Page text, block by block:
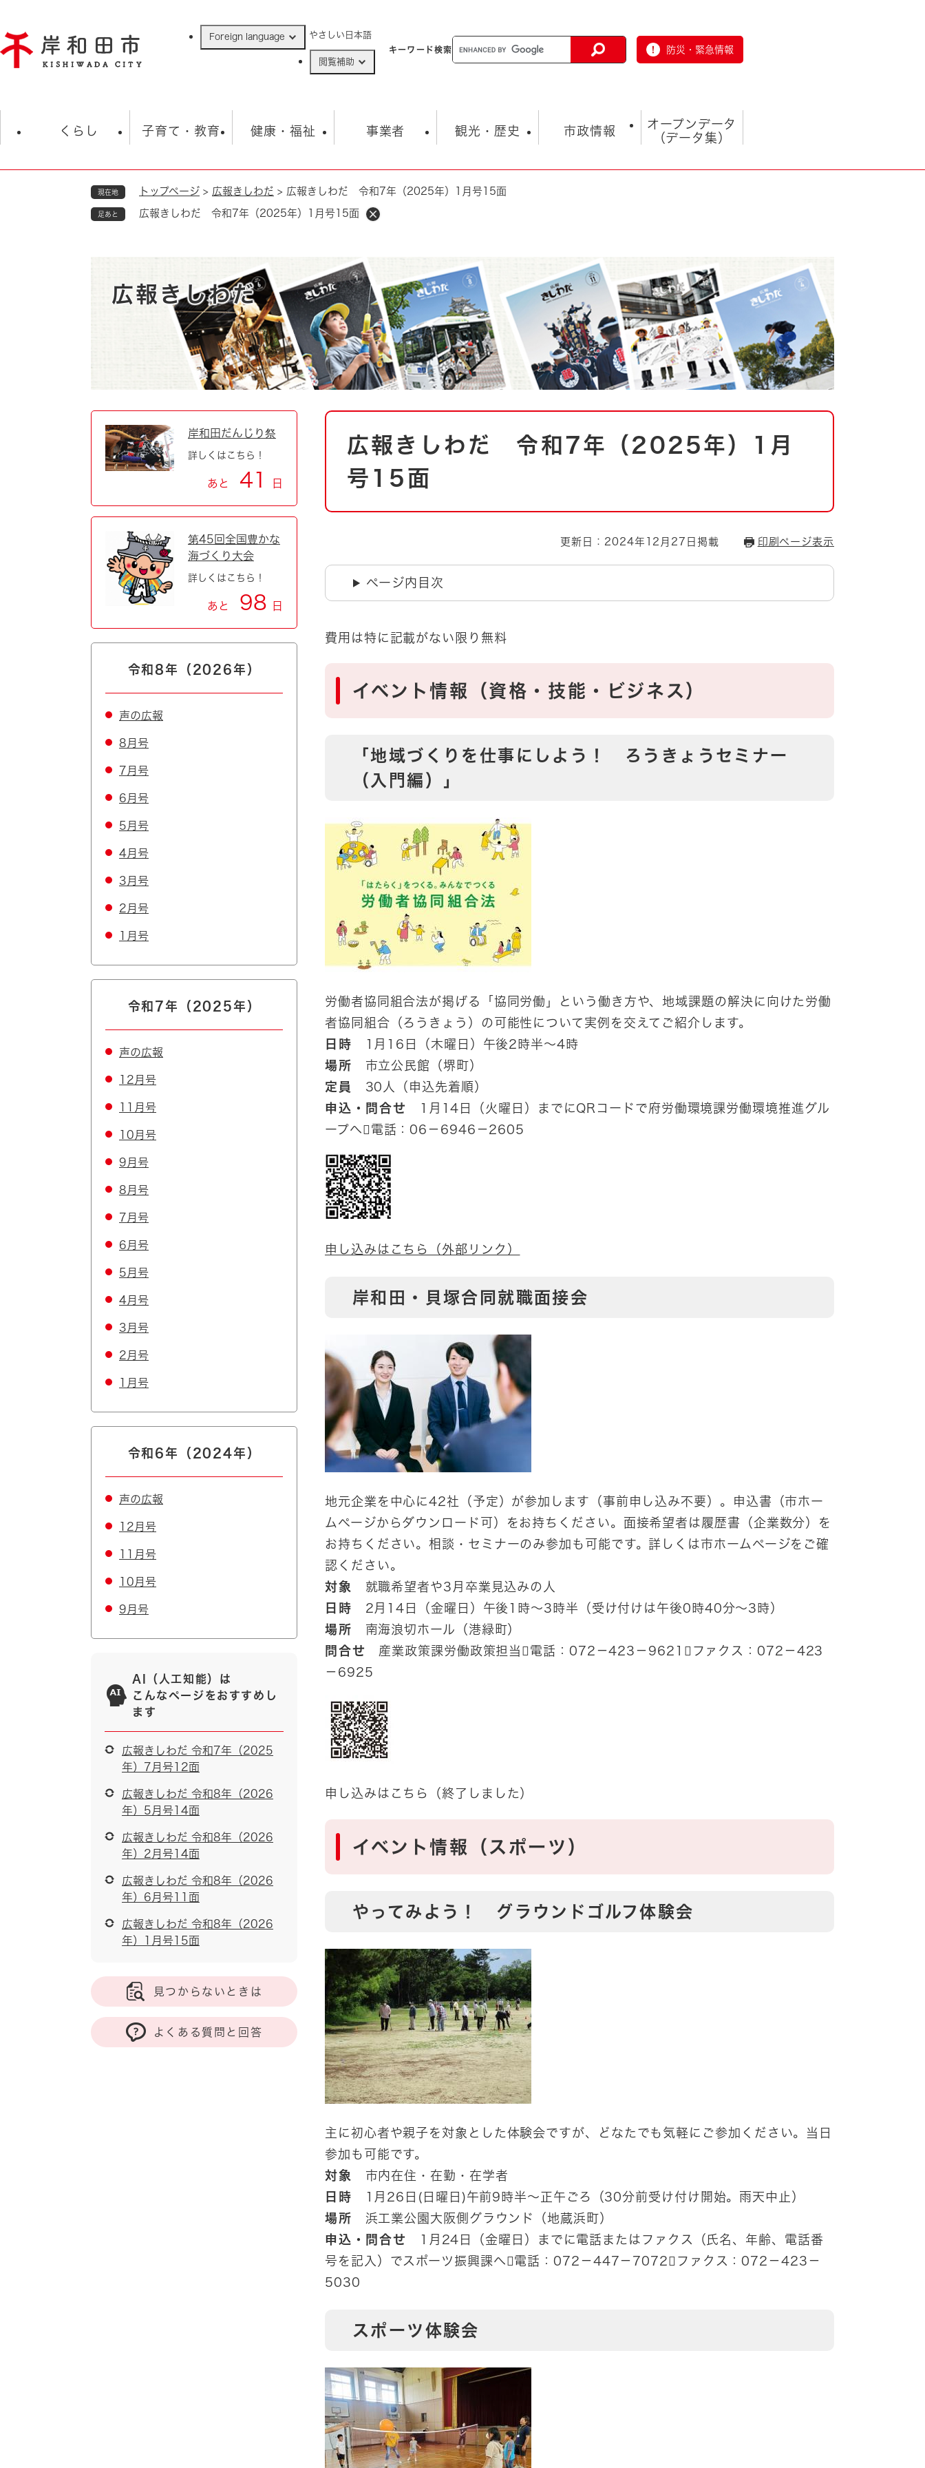
ジ
の
Foreign language やさしい日本語
閲覧補助
キーワード検索 防災・緊急情報
くらし
住民票・戸籍
救急・消防
防災・防犯 上水道・下水道
住宅
おくやみ
地域コミュニティ・ボラン
道路・河川・交通 まちづくり
国際交流
子育て・教育
学校 子育て
健康・福祉
福祉・健康・生活 生涯学習・スポーツ
事業者
入札・契約情報
とじる
観光・歴史
観光 観光スポット
とじる
市政情報
市の概要 総合計画
市政
市役所・施設の案内
とじる
オープンデータ
（データ集）
オープンデータ
現在地 トップページ > 広報きしわだ > 広報きしわだ 令和7年（2025年）1月号15面
足あと 広報きしわだ 令和7年（2025年）1月号15面
広報きしわだ
本
広報きしわだ 令和7年（2025年）1月
号15面
更新日：2024年12月27日掲載 印刷ページ表示
ページ内目次
費用は特に記載がない限り無料
イベント情報（資格・技能・ビジネス）​
「地域づくりを仕事にしよう！ ろうきょうセミナー
（入門編）」
労働者協同組合法が掲げる「協同労働」という働き方や、地域課題の解決に向けた労働
者協同組合（ろうきょう）の可能性について実例を交えてご紹介します。
日時 1月16日（木曜日）午後2時半～4時
場所 市立公民館（堺町）
定員
30人（申込先着順）
申込・問合せ
1月14日（火曜日）までにQRコードで府労働環境課労働環境推進グル
ープへ電話：06－6946－2605
申し込みはこちら（外部リンク）
岸和田・貝塚合同就職面接会
地元企業を中心に42社（予定）が参加します（事前申し込み不要）。申込書（市ホー
ムページからダウンロード可）をお持ちください。面接希望者は履歴書（企業数分）を
お持ちください。相談・セミナーのみ参加も可能です。詳しくは市ホームページをご確
認ください。
対象
就職希望者や3月卒業見込みの人
日時 2月14日（金曜日）午後1時～3時半（受け付けは午後0時40分～3時）
場所 南海浪切ホール（港緑町）
問合せ
産業政策課労働政策担当電話：072－423－9621ファクス：072－423
－6925
申し込みはこちら（終了しました）
​イベント情報（スポーツ）
やってみよう！ グラウンドゴルフ体験会
主に初心者や親子を対象とした体験会ですが、どなたでも気軽にご参加ください。当日
参加も可能です。
対象
市内在住・在勤・在学者
日時 1月26日(日曜日)午前9時半～正午ごろ（30分前受け付け開始。雨天中止）
場所 浜工業公園大阪側グラウンド（地蔵浜町）
申込・問合せ
1月24日（金曜日）までに電話またはファクス（氏名、年齢、電話番
号を記入）でスポーツ振興課へ電話：072－447－7072ファクス：072－423－
5030
スポーツ体験会
岸和田だんじり祭
詳しくはこちら！
あと 41 日
第45回全国豊かな
海づくり大会
詳しくはこちら！
あと 98 日
令和8年（2026年）
声の広報
8月号
7月号
6月号
5月号
4月号
3月号
2月号
1月号
令和7年（2025年）
声の広報
12月号
11月号
10月号
9月号
8月号
7月号
6月号
5月号
4月号
3月号
2月号
1月号
令和6年（2024年）
声の広報
12月号
11月号
10月号
9月号
AI（人工知能）は
こんなページをおすすめし
ます
広報きしわだ 令和7年（2025
年）7月号12面
広報きしわだ 令和8年（2026
年）5月号14面
広報きしわだ 令和8年（2026
年）2月号14面
広報きしわだ 令和8年（2026
年）6月号11面
広報きしわだ 令和8年（2026
年）1月号15面
見つからないときは
よくある質問と回答